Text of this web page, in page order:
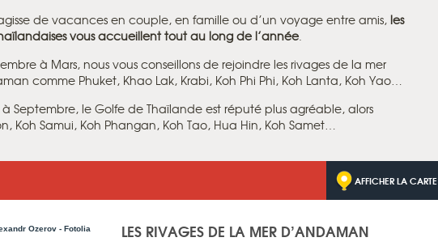
de vacances en couple, en famille ou d’un voyage entre amis, les
vous accueillent tout au long de l’année.
à Mars, nous vous conseillons de rejoindre les rivages de la mer
comme Phuket, Khao Lak, Krabi, Koh Phi Phi, Koh Lanta, Koh Yao…
Septembre, le Golfe de Thaïlande est réputé plus agréable, alors
Koh Samui, Koh Phangan, Koh Tao, Hua Hin, Koh Samet…
AFFICHER LA CARTE
LES RIVAGES DE LA MER D’ANDAMAN